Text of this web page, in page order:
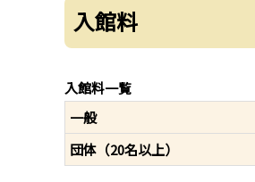
入館料
入館料一覧
一般
団体（20名以上）